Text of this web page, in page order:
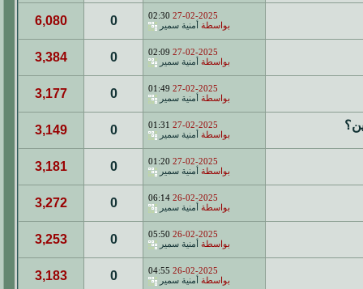
27-02-2025
02:30
بواسطة
أمنية سمير 0
6,080
27-02-2025
02:09
بواسطة
أمنية سمير 0
3,384
27-02-2025
01:49
بواسطة
أمنية سمير 0
3,177
27-02-2025
01:31
بواسطة
أمنية سمير 0
3,149
27-02-2025
01:20
بواسطة
أمنية سمير 0
3,181
26-02-2025
06:14
بواسطة
أمنية سمير 0
3,272
26-02-2025
05:50
بواسطة
أمنية سمير 0
3,253
26-02-2025
04:55
بواسطة
أمنية سمير 0
3,183